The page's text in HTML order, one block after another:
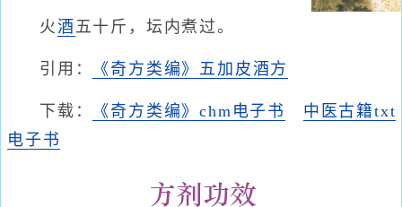
火酒 五十斤，坛内煮过。
引用： 《奇方类编》五加皮酒方
下载： 《奇方类编》chm电子书
中医古籍txt
电子书